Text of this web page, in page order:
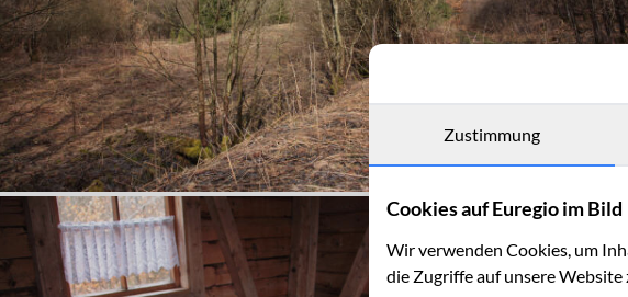
Zustimmung
Cookies auf Euregio im Bild
Wir verwenden Cookies, um
die Zugriffe auf unsere Website